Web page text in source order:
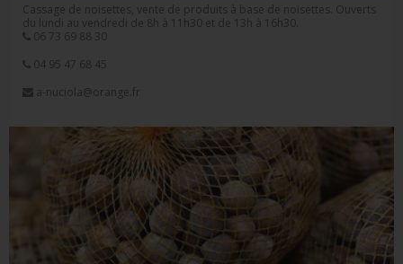
Cassage de noisettes, vente de produits à base de noisettes. Ouverts
du lundi au vendredi de 8h à 11h30 et de 13h à 16h30.
06 73 69 88 30
04 95 47 68 45
a-nuciola@orange.fr